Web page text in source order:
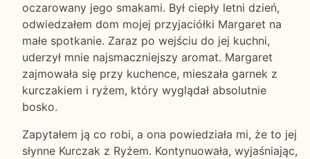
oczarowany jego smakami. Był ciepły letni dzień,
odwiedzałem dom mojej przyjaciółki Margaret na
małe spotkanie. Zaraz po wejściu do jej kuchni,
uderzył mnie najsmaczniejszy aromat. Margaret
zajmowała się przy kuchence, mieszała garnek z
kurczakiem i ryżem, który wyglądał absolutnie
bosko.
Zapytałem ją co robi, a ona powiedziała mi, że to jej
słynne Kurczak z Ryżem. Kontynuowała, wyjaśniając,